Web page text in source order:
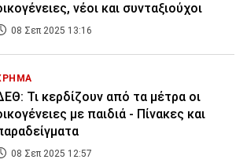
νέοι και συνταξιούχοι
08 Σεπ 2025 13:16
Τι κερδίζουν από τα μέτρα οι
με παιδιά - Πίνακες και
08 Σεπ 2025 12:57